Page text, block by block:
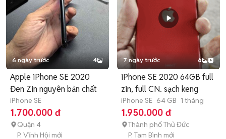
6 ngày trước 4
Apple iPhone SE 2020
Đen Zin nguyên bản chất
iPhone SE
1.700.000 đ
Quận 4
P. Vĩnh Hội mới
7 ngày trước 6
iPhone SE 2020 64GB full
zin, full CN. sạch keng
iPhone SE 64 GB 1 tháng
1.950.000 đ
Thành phố Thủ Đức
P. Tam Bình mới